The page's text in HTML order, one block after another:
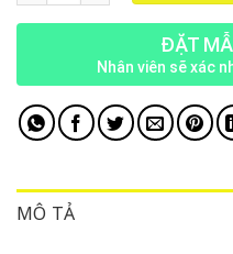
ĐẶT
Nhân viên sẽ xác
MÔ TẢ